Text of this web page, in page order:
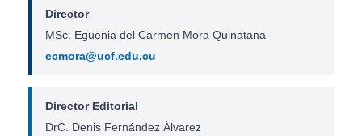
Director
MSc. Eguenia del Carmen Mora Quinatana
ecmora@ucf.edu.cu
Director Editorial
DrC. Denis Fernández Álvarez